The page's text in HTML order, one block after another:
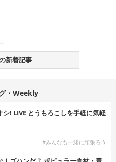
新着記事
・Weekly
シ! LIVE とうもろこしを手軽に気軽
#みんなも一緒に頑張ろう